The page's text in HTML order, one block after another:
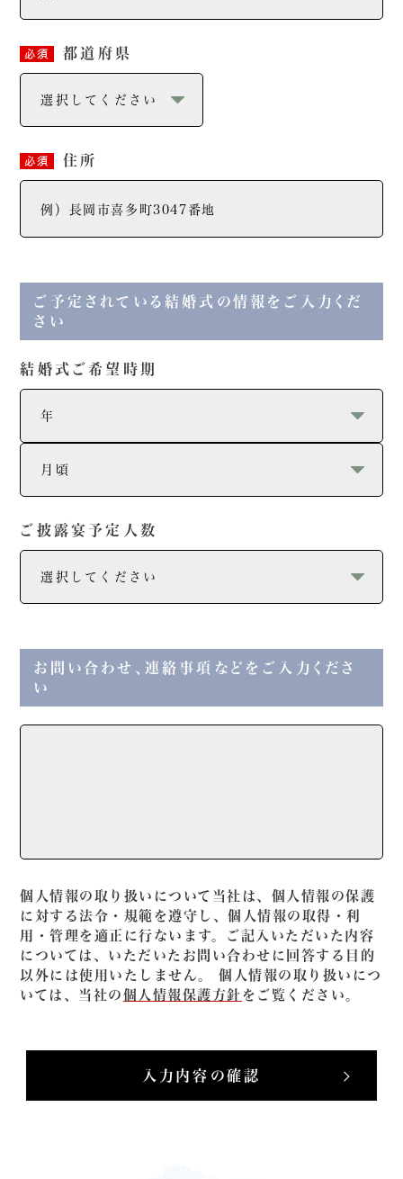
必須 都道府県
必須 住所
ご予定されている結婚式の情報をご入力くだ
さい
結婚式ご希望時期
ご披露宴予定人数
お問い合わせ、連絡事項などをご入力くださ
い
個人情報の取り扱いについて当社は、個人情報の保護
に対する法令・規範を遵守し、個人情報の取得・利
用・管理を適正に行ないます。ご記入いただいた内容
については、いただいたお問い合わせに回答する目的
以外には使用いたしません。 個人情報の取り扱いにつ
いては、当社の 個人情報保護方針 をご覧ください。
入力内容の確認